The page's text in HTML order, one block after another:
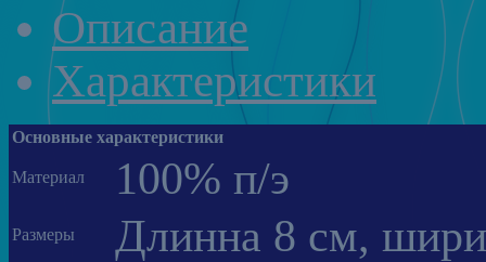
Описание
Характеристики
Основные характеристики
Материал 100% п/э
Размеры Длинна 8 см,